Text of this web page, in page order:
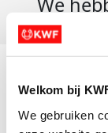
Welkom bij
We gebruiken